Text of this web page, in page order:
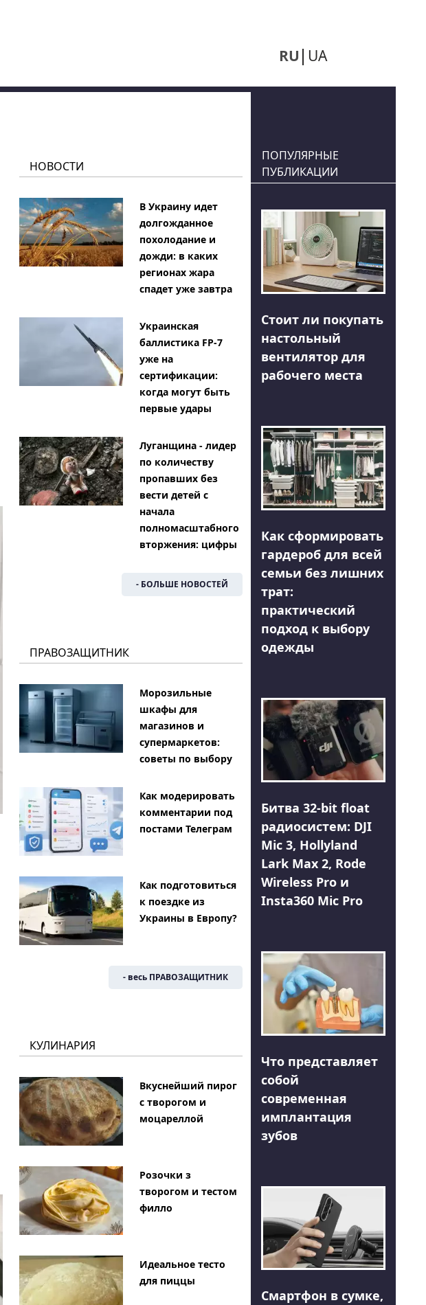
RU UA
НОВОСТИ
В Украину идет
долгожданное
похолодание и
дожди: в каких
регионах жара
спадет уже завтра
Украинская
баллистика FP-7
уже на
сертификации:
когда могут быть
первые удары
Луганщина - лидер
по количеству
пропавших без
вести детей с
начала
полномасштабного
вторжения: цифры
- БОЛЬШЕ НОВОСТЕЙ
ПРАВОЗАЩИТНИК
Морозильные
шкафы для
магазинов и
супермаркетов:
советы по выбору
Как модерировать
комментарии под
постами Телеграм
Как подготовиться
к поездке из
Украины в Европу?
- весь ПРАВОЗАЩИТНИК
КУЛИНАРИЯ
Вкуснейший пирог
с творогом и
моцареллой
Розочки з
творогом и тестом
филло
Идеальное тесто
для пиццы
ПОПУЛЯРНЫЕ
ПУБЛИКАЦИИ
Стоит ли покупать
настольный
вентилятор для
рабочего места
Как сформировать
гардероб для всей
семьи без лишних
трат:
практический
подход к выбору
одежды
Битва 32-bit float
радиосистем: DJI
Mic 3, Hollyland
Lark Max 2, Rode
Wireless Pro и
Insta360 Mic Pro
Что представляет
собой
современная
имплантация
зубов
Смартфон в сумке,